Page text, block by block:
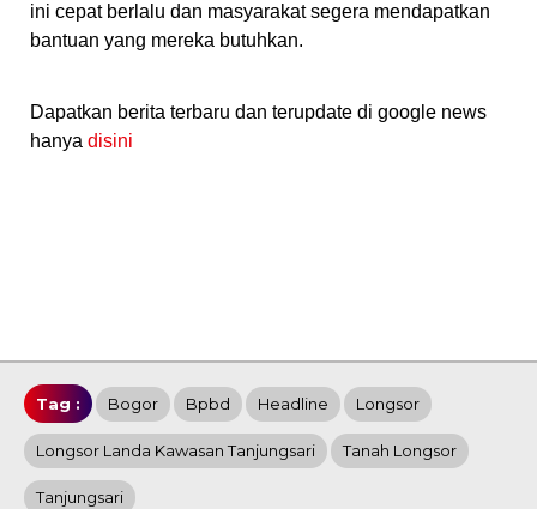
ini cepat berlalu dan masyarakat segera mendapatkan
bantuan yang mereka butuhkan.
Dapatkan berita terbaru dan terupdate di google news
hanya disini
Tag : Bogor Bpbd Headline Longsor
Longsor Landa Kawasan Tanjungsari Tanah Longsor
Tanjungsari